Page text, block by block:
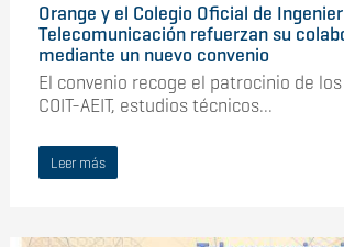
Orange y el Colegio Oficial de
Telecomunicación refuerzan su
mediante un nuevo convenio
El convenio recoge el patrocinio de
COIT-AEIT, estudios técnicos...
Leer más